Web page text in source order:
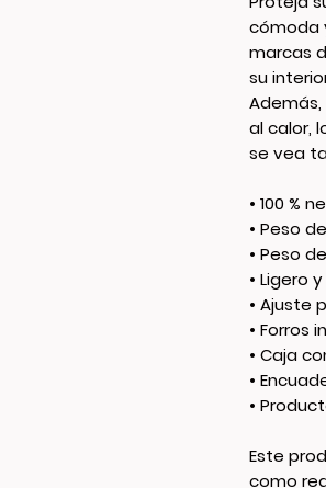
cómoda
marcas
su
al calor,
se vea
• 100 %
• Peso
• Peso
• Ligero
• Ajuste
• Forros
• Caja
•
•
Este
como